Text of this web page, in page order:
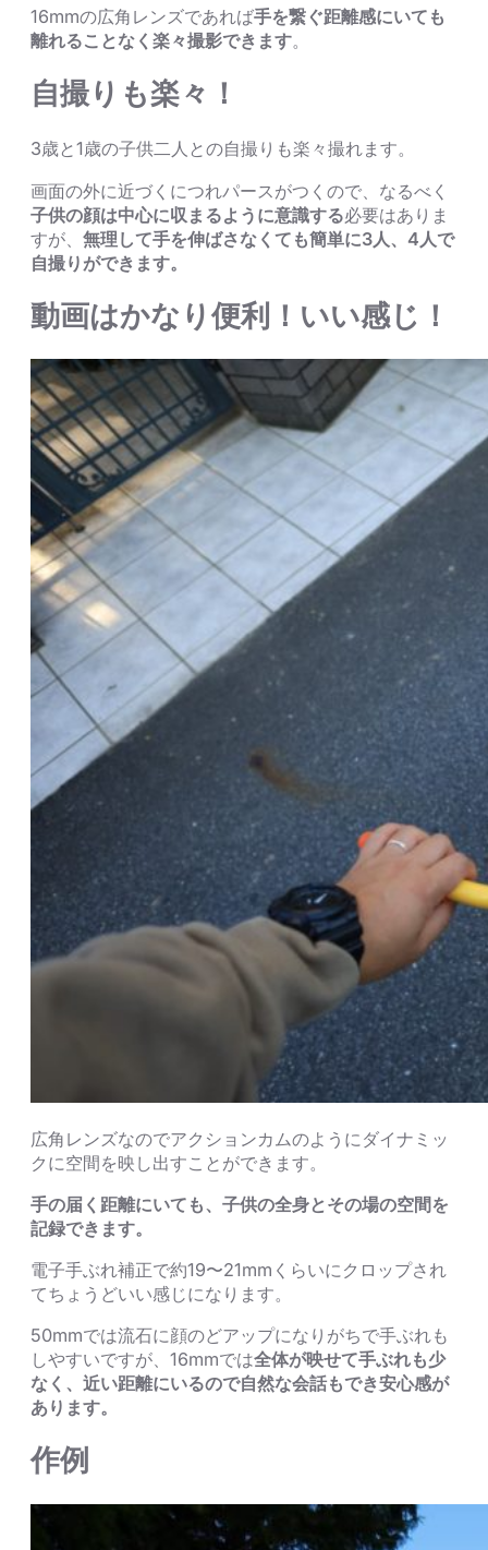
16mmの広角レンズであれば手を繋ぐ距離感にいても
離れることなく楽々撮影できます。
自撮りも楽々！
3歳と1歳の子供二人との自撮りも楽々撮れます。
画面の外に近づくにつれパースがつくので、なるべく
子供の顔は中心に収まるように意識する必要はありま
すが、 無理して手を伸ばさなくても簡単に3人、4人で
自撮りができます。
動画はかなり便利！いい感じ！
広角レンズなのでアクションカムのようにダイナミッ
クに空間を映し出すことができます。
手の届く距離にいても、子供の全身とその場の空間を
記録できます。
電子手ぶれ補正で約19〜21mmくらいにクロップされ
てちょうどいい感じになります。
50mmでは流石に顔のどアップになりがちで手ぶれも
しやすいですが、16mmでは全体が映せて手ぶれも少
なく、近い距離にいるので自然な会話もでき安心感が
あります。
作例